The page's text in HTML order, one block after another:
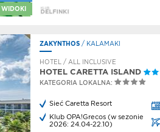
się
WIDOKI
ZAKYNTHOS / KALAMAKI
HOTEL / ALL INCLUSIVE
HOTEL CARETTA ISLAND
KATEGORIA LOKALNA:
Sieć Caretta Resort
Klub OPA!Grecos (w sezonie
2026: 24.04-22.10)